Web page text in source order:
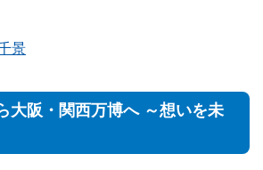
景
大阪・関西万博へ ～想いを未